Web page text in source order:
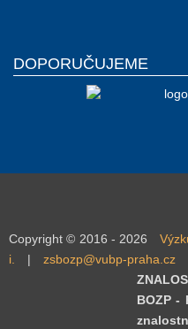
DOPORUČUJEME
Copyright © 2016 - 2026
i.
|
zsbozp@vubp-praha.cz
BOZP -